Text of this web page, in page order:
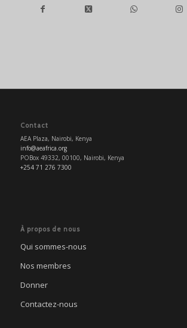
Contact
AEA Plaza, Nairobi, Kenya
info@aeafrica.org
POBox 49332, 00100, Nairobi, Kenya
+254 71 276 7300
À propos de nous
Qui sommes-nous
Nos membres
Donner
Contactez-nous